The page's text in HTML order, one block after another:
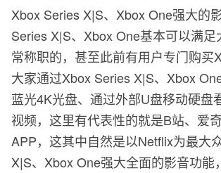
Xbox Series X|S、Xbox One强大的
Series X|S、Xbox One基本可以满
常称职的，甚至此前有用户专门购
大家通过Xbox Series X|S、Xbox
蓝光4K光盘、通过外部U盘移动硬
视频，这里有代表性的就是B站、爱
APP，这其中自然是以Netflix为最大
X|S、Xbox One强大全面的影音功能